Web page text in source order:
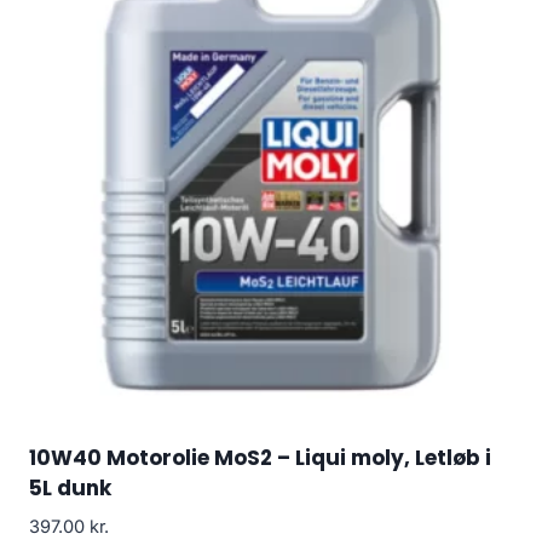
10W40 Motorolie MoS2 – Liqui moly, Letløb i
5L dunk
397.00 kr.